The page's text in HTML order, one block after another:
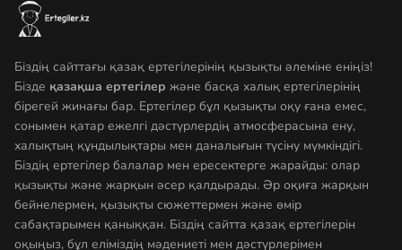
Біздің сайттағы қазақ ертегілерінің қызықты әлеміне еніңіз!
Бізде қазақша ертегілер және басқа халық ертегілерінің
бірегей жинағы бар. Ертегілер бұл қызықты оқу ғана емес,
сонымен қатар ежелгі дәстүрлердің атмосферасына ену,
халықтың құндылықтары мен даналығын түсіну мүмкіндігі.
Біздің ертегілер балалар мен ересектерге жарайды: олар
қызықты және жарқын әсер қалдырады. Әр оқиға жарқын
бейнелермен, қызықты сюжеттермен және өмір
сабақтарымен қаныққан. Біздің сайтта қазақ ертегілерін
оқыңыз, бұл еліміздің мәдениеті мен дәстүрлерімен